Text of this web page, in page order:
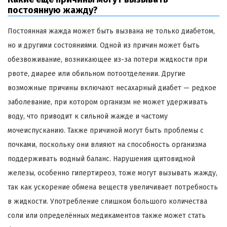
постоянную жажду?
Постоянная жажда может быть вызвана не только диабетом,
но и другими состояниями. Одной из причин может быть
обезвоживание, возникающее из-за потери жидкости при
рвоте, диарее или обильном потоотделении. Другие
возможные причины включают несахарный диабет — редкое
заболевание, при котором организм не может удерживать
воду, что приводит к сильной жажде и частому
мочеиспусканию. Также причиной могут быть проблемы с
почками, поскольку они влияют на способность организма
поддерживать водный баланс. Нарушения щитовидной
железы, особенно гипертиреоз, тоже могут вызывать жажду,
так как ускорение обмена веществ увеличивает потребность
в жидкости. Употребление слишком большого количества
соли или определённых медикаментов также может стать